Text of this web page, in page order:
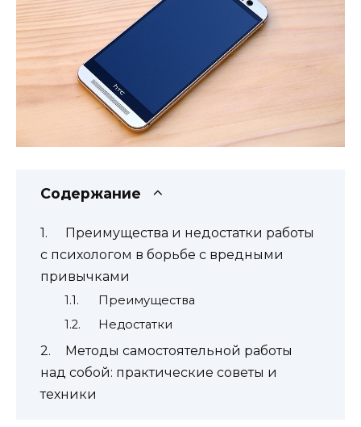
Содержание
Преимущества и недостатки работы
с психологом в борьбе с вредными
привычками
Преимущества
Недостатки
Методы самостоятельной работы
над собой: практические советы и
техники